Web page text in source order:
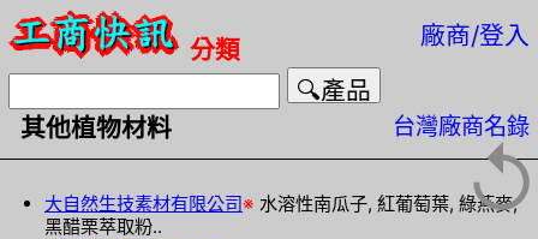
分類 廠商/登入
其他植物材料 台灣廠商名錄
大自然生技素材有限公司※ 水溶性南瓜子, 紅葡萄葉, 綠燕麥,
黑醋栗萃取粉..
↺